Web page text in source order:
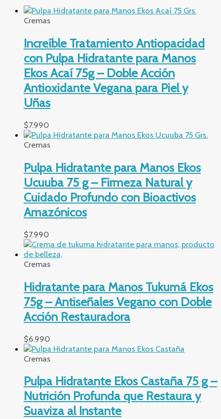
Cremas
Increíble Tratamiento Antiopacidad
con Pulpa Hidratante para Manos
Ekos Acaí 75g – Doble Acción
Antioxidante Vegana para Piel y
Uñas
$7.990
Cremas
Pulpa Hidratante para Manos Ekos
Ucuuba 75 g – Firmeza Natural y
Cuidado Profundo con Bioactivos
Amazónicos
$7.990
Cremas
Hidratante para Manos Tukumá Ekos
75g – Antiseñales Vegano con Doble
Acción Restauradora
$6.990
Cremas
Pulpa Hidratante Ekos Castaña 75 g –
Nutrición Profunda que Restaura y
Suaviza al Instante